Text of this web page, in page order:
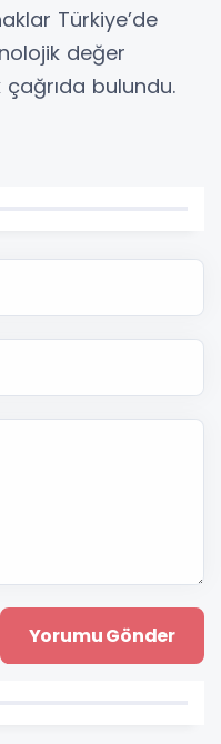
Türkiye’de
değer
çağrıda bulundu.